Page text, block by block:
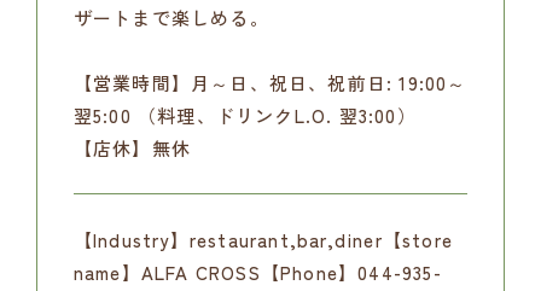
ザートまで楽しめる。
【営業時間】月～日、祝日、祝前日: 19:00～
翌5:00 （料理、ドリンクL.O. 翌3:00）
【店休】無休
【Industry】restaurant,bar,diner【store
name】ALFA CROSS【Phone】044-935-